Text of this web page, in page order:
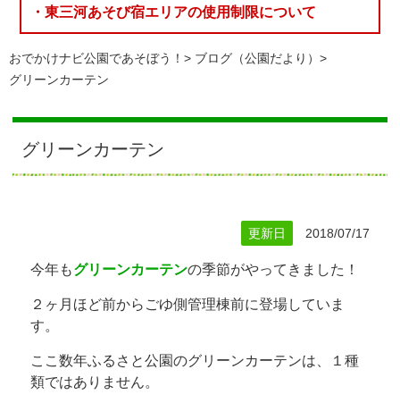
・東三河あそび宿エリアの使用制限について
おでかけナビ公園であそぼう！
ブログ（公園だより）
グリーンカーテン
グリーンカーテン
更新日 2018/07/17
今年もグリーンカーテンの季節がやってきました！
２ヶ月ほど前からごゆ側管理棟前に登場していま
す。
ここ数年ふるさと公園のグリーンカーテンは、１種
類ではありません。